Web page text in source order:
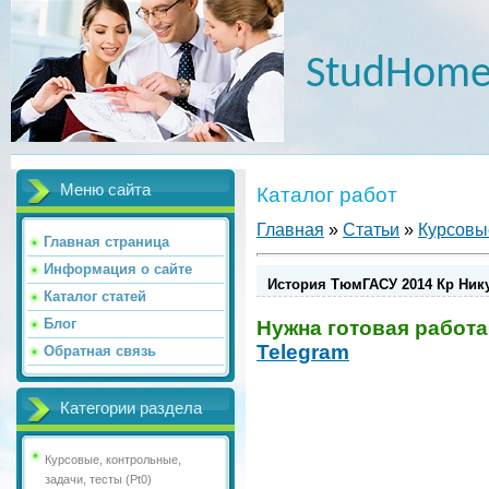
Меню сайта
Главная страница
Информация о сайте
Каталог статей
Блог
Обратная связь
Категории раздела
Курсовые, контрольные,
задачи, тесты (Pt0)
Каталог работ
Главная » Статьи »
История ТюмГАСУ 2014 Кр
Нужна готовая
Telegram